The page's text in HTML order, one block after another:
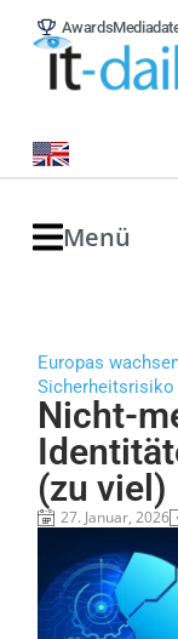
Awards
Menü
Europas
Sicherheitsrisiko
Nicht-
(zu viel)
27. Januar, 2026